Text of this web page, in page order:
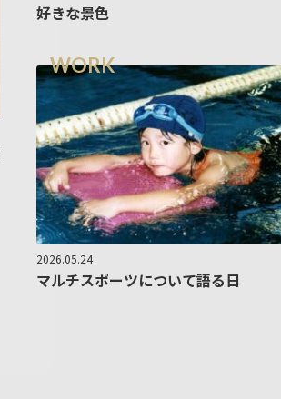
好きな景色
WORK
2026.05.24
マルチスポーツについて語る日